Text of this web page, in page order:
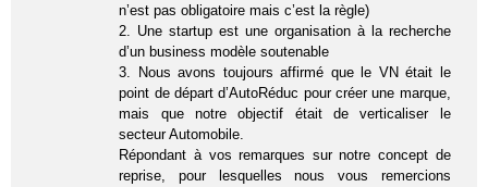
n’est pas obligatoire mais c’est la règle)
2. Une startup est une organisation à la recherche
d’un business modèle soutenable
3. Nous avons toujours affirmé que le VN était le
point de départ d’AutoRéduc pour créer une marque,
mais que notre objectif était de verticaliser le
secteur Automobile.
Répondant à vos remarques sur notre concept de
reprise, pour lesquelles nous vous remercions